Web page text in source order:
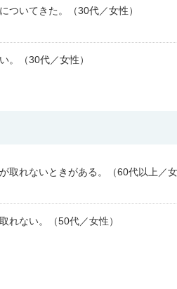
ついてきた。（30代／女性）
。（30代／女性）
取れないときがある。（60代以上／女
れない。（50代／女性）